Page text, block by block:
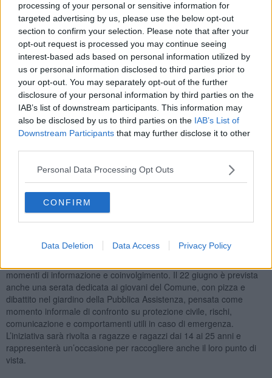
processing of your personal or sensitive information for
targeted advertising by us, please use the below opt-out
section to confirm your selection. Please note that after your
opt-out request is processed you may continue seeing
interest-based ads based on personal information utilized by
us or personal information disclosed to third parties prior to
your opt-out. You may separately opt-out of the further
disclosure of your personal information by third parties on the
IAB’s list of downstream participants. This information may
also be disclosed by us to third parties on the IAB’s List of
Downstream Participants that may further disclose it to other
Personal Data Processing Opt Outs
CONFIRM
Data Deletion Data Access Privacy Policy
di affrontare eventuali situazioni di emergenza".
"La protezione civile, infatti - aggiunge l'ente- non riguarda soltanto
la gestione delle emergenze, ma soprattutto la prevenzione, la
conoscenza dei rischi del territorio, la diffusione di comportamenti
corretti e la collaborazione attiva tra istituzioni e comunità locale".
Proprio per raccogliere il punto di vista della popolazione è stato
predisposto un
questionario online
aperto a tutte le persone che
vivono, lavorano o frequentano il territorio comunale, con ’obiettivo
di raccogliere percezioni, esperienze, bisogni e suggerimenti.
Intanto sono già stati programmati dueincontri
aperti a tutta la
cittadinanza per confrontarsi su territorio, rischi, prevenzione,
comunicazione e comportamenti utili in caso di emergenza. Il primo
sarà lunedì 8 giugno dalle 21 alle 23,30 al Circolo Endas di Via
Arno 31 a Castel del Bosco. Il secondo si terrà invece mercoledì 10
Romagnola Est 116, a San Romano.
momenti di informazione e coinvolgimento. Il 22 giugno è prevista
anche una serata dedicata ai giovani del Comune, con pizza e
dibattito nel giardino della Pubblica Assistenza, pensata come
momento informale di confronto su protezione civile, rischi,
comunicazione e comportamenti utili in caso di emergenza.
L’iniziativa sarà rivolta a ragazze e ragazzi dai 14 ai 25 anni e
rappresenterà un’occasione per raccogliere anche il loro punto di
vista.